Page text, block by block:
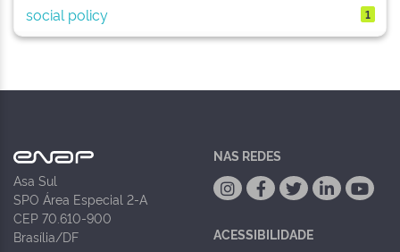
social policy 1
Asa Sul
SPO Área Especial 2-A
CEP 70.610-900
Brasília/DF
NAS REDES
ACESSIBILIDADE